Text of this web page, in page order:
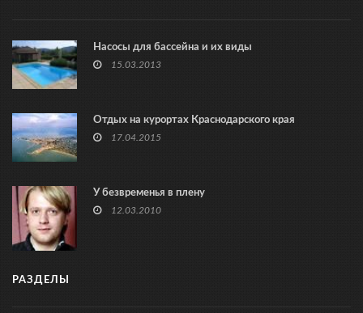
Насосы для бассейна и их виды
15.03.2013
Отдых на курортах Краснодарского края
17.04.2015
У безвременья в плену
12.03.2010
РАЗДЕЛЫ